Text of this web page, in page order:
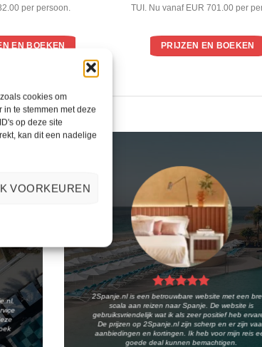
cookies om
te stemmen met deze
op deze site
kan dit een nadelige
VOORKEUREN
per persoon.
EN BOEKEN
TUI. Nu vanaf EUR 701.00 per
PRIJZEN EN BOEKEN
2Spanje.nl is een betrouwbare website met een
scala aan reizen naar Spanje. De website is
gebruiksvriendelijk wat ik als zeer positief heb
De prijzen op 2Spanje.nl zijn scherp en er zijn
aanbiedingen en kortingen. Ik heb voor mijn reis
goede deal kunnen bemachtigen.